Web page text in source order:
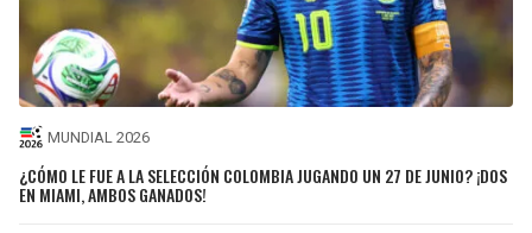
MUNDIAL 2026
¿CÓMO LE FUE A LA SELECCIÓN COLOMBIA JUGANDO UN 27 DE JUNIO? ¡DOS
EN MIAMI, AMBOS GANADOS!